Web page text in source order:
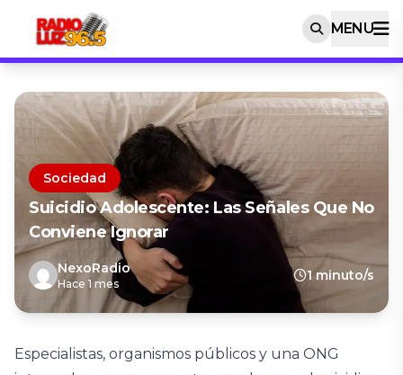
MENU
Sociedad
Suicidio Adolescente: Las Señales Que No
Conviene Ignorar
NexoRadio
Hace 1 mes
1 minuto/s
Especialistas, organismos públicos y una ONG